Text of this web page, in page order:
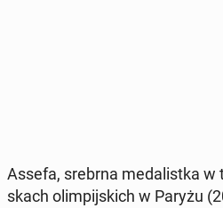
Assefa, srebrna me­da­list­ka
skach olim­pij­skich w Paryżu